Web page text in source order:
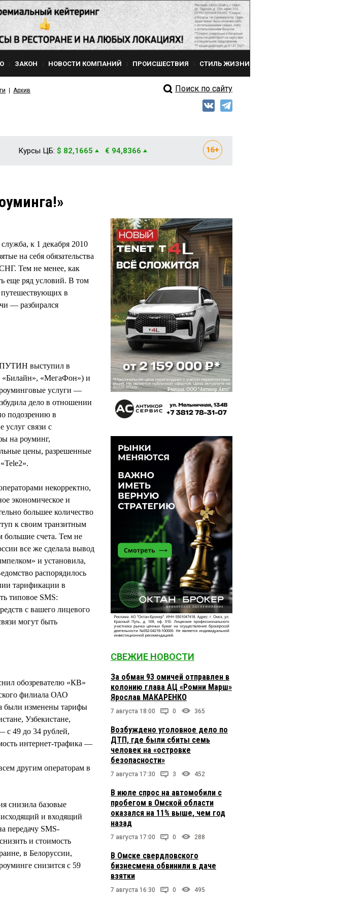
ЗАКОН НОВОСТИ КОМПАНИЙ ПРОИСШЕСТВИЯ СТИЛЬ ЖИЗНИ
Архив Поиск по сайту
Курсы ЦБ: $ 82,1665 € 94,8366
к 1 декабря 2010
на себя обязательства
Тем не менее, как
еще ряд условий. В том
путешествующих в
— разбирался
ПУТИН выступил в
«Билайн», «МегаФон») и
услуги —
дело в отношении
подозрению в
услуг связи с
на роуминг,
цены, разрешенные
некорректно,
экономическое и
большее количество
к своим транзитным
большие счета. Тем не
все же сделала вывод
и установила,
распорядилось
тарификации в
типовое SMS:
с вашего лицевого
могут быть
обозревателю «КВ»
филиала ОАО
изменены тарифы
Узбекистане,
с 49 до 34 рублей,
интернет-трафика —
другим операторам в
снизила базовые
и входящий
передачу SMS-
и стоимость
в Белоруссии,
снизится с 59
СВЕЖИЕ НОВОСТИ
За обман 93 омичей отправлен в
колонию глава АЦ «Ромни Марш»
Ярослав МАКАРЕНКО
7 августа 18:00 0 365
Возбуждено уголовное дело по
ДТП, где были сбиты семь
человек на «островке
безопасности»
7 августа 17:30 3 452
В июле спрос на автомобили с
пробегом в Омской области
оказался на 11% выше, чем год
назад
7 августа 17:00 0 288
В Омске свердловского
бизнесмена обвинили в даче
взятки
7 августа 16:30 0 495